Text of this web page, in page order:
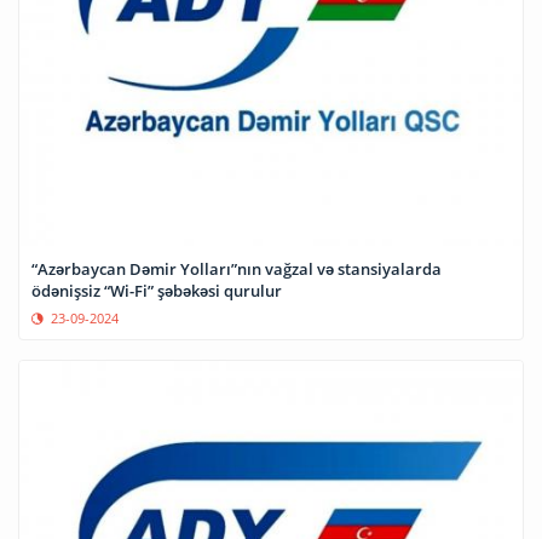
“Azərbaycan Dəmir Yolları”nın vağzal və stansiyalarda
ödənişsiz “Wi-Fi” şəbəkəsi qurulur
23-09-2024